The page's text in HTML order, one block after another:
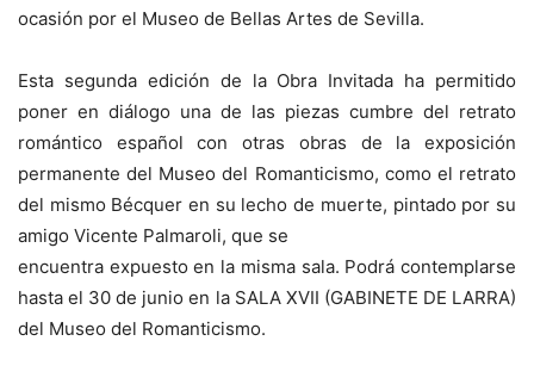
ocasión por el Museo de Bellas Artes de Sevilla.
Esta segunda edición de la Obra Invitada ha permitido
poner en diálogo una de las piezas cumbre del retrato
romántico español con otras obras de la exposición
permanente del Museo del Romanticismo, como el retrato
del mismo Bécquer en su lecho de muerte, pintado por su
amigo Vicente Palmaroli, que se
encuentra expuesto en la misma sala. Podrá contemplarse
hasta el 30 de junio en la SALA XVII (GABINETE DE LARRA)
del Museo del Romanticismo.